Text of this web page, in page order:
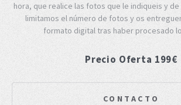
hora, que realice las fotos que le indiqueis y
limitamos el número de fotos y os
formato digital tras haber procesado
Precio Oferta 199€
CONTACTO